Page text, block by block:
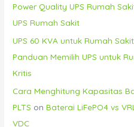
Power Quality UPS Rumah
UPS Rumah Sakit
UPS 60 KVA untuk Rumah
Panduan Memilih UPS untuk
Kritis
Cara Menghitung Kapasitas
PLTS onBaterai LiFePO4 vs
VDC